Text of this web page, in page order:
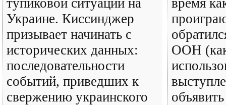
тупиковой ситуации на
Украине. Киссинджер
призывает начинать с
исторических данных:
последовательности
событий, приведших к
свержению украинского
время
ООН